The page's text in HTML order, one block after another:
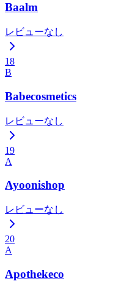
Baalm
レビューなし
18
B
Babecosmetics
レビューなし
19
A
Ayoonishop
レビューなし
20
A
Apothekeco